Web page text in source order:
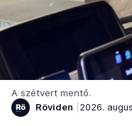
A szétvert mentő.
Röviden
2026.